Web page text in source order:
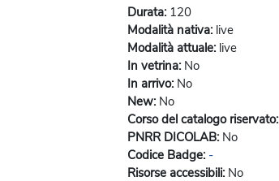
Durata: 120
Modalità nativa: live
Modalità attuale: live
In vetrina: No
In arrivo: No
New: No
Corso del catalogo riservato:
PNRR DICOLAB: No
Codice Badge: -
Risorse accessibili: No